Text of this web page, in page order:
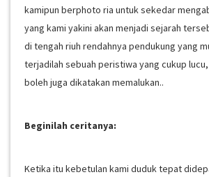
kamipun berphoto ria untuk sekedar
yang kami yakini akan menjadi sejarah
di tengah riuh rendahnya pendukung yang
terjadilah sebuah peristiwa yang cukup
boleh juga dikatakan memalukan..
Beginilah ceritanya:
Ketika itu kebetulan kami duduk tepat